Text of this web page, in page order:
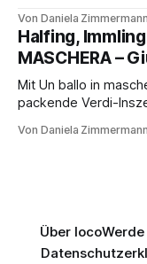
Aufführung mit
Philharmonikern,
hinter den
Von Daniela Zimmermann
Halfing,
MASCHERA –
Mit Un ballo in
packende Verdi-
psychologische
Von Daniela Zimmermann
Über Ioco